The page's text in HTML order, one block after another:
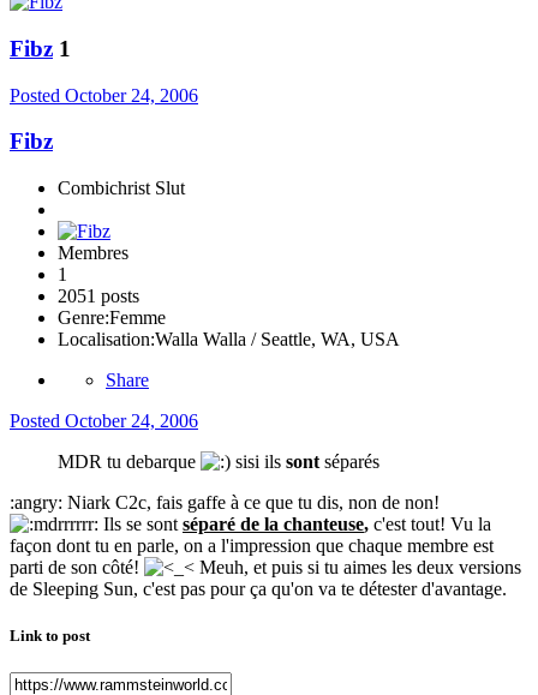
Fibz 1
Posted October 24, 2006
Fibz
Combichrist Slut
Membres
1
2051 posts
Genre:Femme
Localisation:Walla Walla / Seattle, WA, USA
Share
Posted October 24, 2006
MDR tu debarque
sisi ils sont séparés
:angry: Niark C2c, fais gaffe à ce que tu dis, non de non!
Ils se sont séparé de la chanteuse, c'est tout! Vu la
façon dont tu en parle, on a l'impression que chaque membre est
parti de son côté!
Meuh, et puis si tu aimes les deux versions
de Sleeping Sun, c'est pas pour ça qu'on va te détester d'avantage.
Link to post